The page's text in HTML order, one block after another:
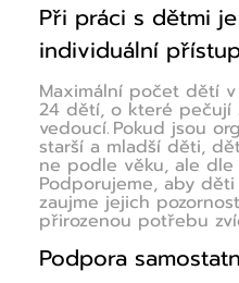
Při práci s dětmi
individuální
Maximální počet dětí
24 dětí, o které pečují
vedoucí. Pokud jsou
starší a mladší děti,
ne podle věku, ale dle
Podporujeme, aby
zaujme jejich
přirozenou potřebu
Podpora